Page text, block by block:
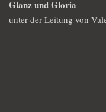
Glanz und Gloria
unter der Leitung von